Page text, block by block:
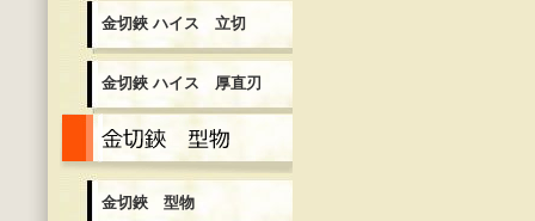
金切鋏 ハイス 立切
金切鋏 ハイス 厚直刃
金切鋏 型物